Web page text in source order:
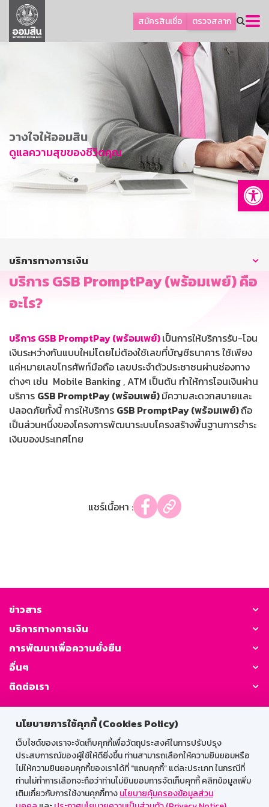
นโยบายการใช้คุกกี้ (Cookies Policy)
เว็บไซต์ของเราจะจัดเก็บคุกกี้เพื่อวัตถุประสงค์ในการปรับปรุง
ประสบการณ์ของผู้ใช้ให้ดียิ่งขึ้น ท่านสามารถเลือกให้ความยินยอมหรือ
ไม่ให้ความยินยอมคุกกี้ของเราได้ที่ "แถบคุกกี้” แต่ละประเภท ในกรณีที่
ท่านไม่ทำการเลือกจะถือว่าท่านไม่ยินยอมการจัดเก็บคุกกี้ คลิกข้อมูลเพิ่ม
เติมเกี่ยวกับการใช้งานคุกกี้ทางนโยบายคุ้มครองข้อมูลส่วน
สมัครสินเชื่อ ตรวจสลาก
ลูกค้าธุรกิจ
ลูกค้าผู้ประกอบรายย่อย
การพัฒนาที่ยั่งยืน
ข่าวสาร
บริการทางการเงิน
อื่นๆ
วางใจให้ออมสิน
ดูแลความสุขของชีวิตคุณ
บริการทางการเงิน
บริการ GSB PromptPay (พร้อมเพย์) คือ
อะไร?
บริการ GSB PromptPay (พร้อมเพย์)เป็นการให้บริการรับ-โอน
เงินระหว่างกันแบบใหม่โดยไม่ต้องใช้เลขที่บัญชีธนาคาร ใช้เพียง
แค่หมายเลขโทรศัพท์มือถือ เลขประจำตัวประชาชนผ่านช่องทาง
ต่างๆ เช่น Mobile Banking , ATM เป็นต้น ทำให้การโอนเงินผ่าน
บริการ GSB PromptPay (พร้อมเพย์)มีความสะดวกสบายและ
ปลอดภัยทั้งนี้ การให้บริการ GSB PromptPay (พร้อมเพย์)ถือ
เป็นส่วนหนึ่งของโครงการพัฒนาระบบโครงสร้างพื้นฐานการชำระ
เงินของประเทศไทย
แชร์เนื้อหา :
ข่าวสาร
บริการทางการเงิน
การพัฒนาเพื่อความยั่งยืน
อื่นๆ
ติดต่อเรา
GSB Society:
สำหรับพนักงาน
Web HR
GSB Wisdom
M-Search